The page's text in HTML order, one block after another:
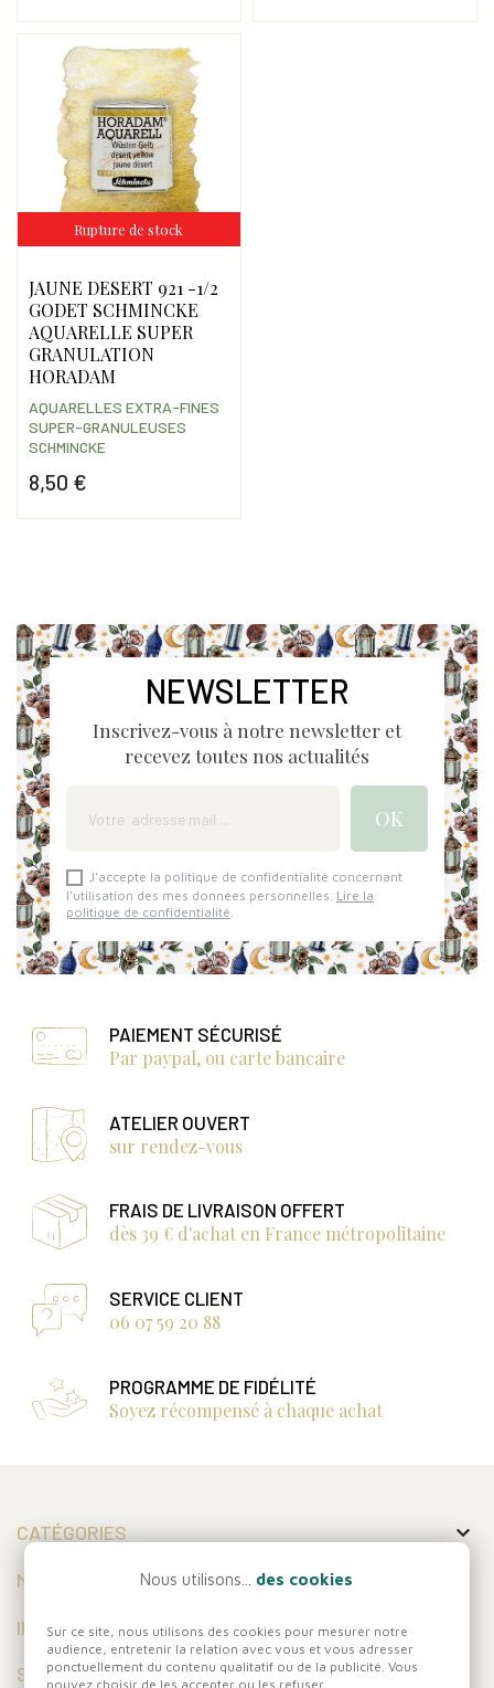
Rupture de stock
JAUNE DESERT 921 -1/2
GODET SCHMINCKE
AQUARELLE SUPER
GRANULATION
HORADAM
8,50 €
AQUARELLES EXTRA-FINES
SUPER-GRANULEUSES
SCHMINCKE
NEWSLETTER
Inscrivez-vous à notre newsletter et
recevez toutes nos actualités
J'accepte la politique de confidentialité concernant
l'utilisation des mes données personnelles. Lire la
politique de confidentialité
PAIEMENT SÉCURISÉ
Par paypal, ou carte bancaire
ATELIER OUVERT
sur rendez-vous
FRAIS DE LIVRAISON OFFERT
dès 39 € d'achat en France métropolitaine
SERVICE CLIENT
06 07 59 20 88
PROGRAMME DE FIDÉLITÉ
Soyez récompensé à chaque achat
CATÉGORIES 
MON COMPTE
INFORMATIONS
SUIVEZ-NOUS
Nous utilisons... des cookies
Sur ce site, nous utilisons des cookies pour mesurer notre
audience, entretenir la relation avec vous et vous adresser
ponctuellement du contenu qualitatif ou de la publicité. Vous
pouvez choisir de les accepter ou les refuser.